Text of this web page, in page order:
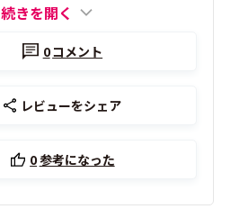
続きを開く
0コメント
レビューをシェア
0参考になった